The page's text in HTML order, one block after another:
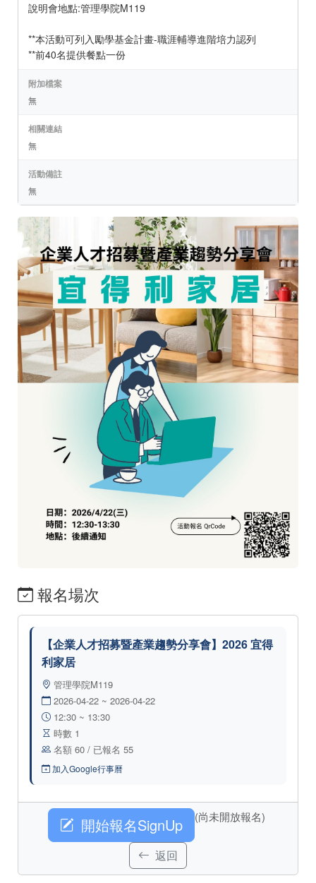
說明會地點:管理學院M119
**本活動可列入勵學基金計畫-職涯輔導進階培力認列
**前40名提供餐點一份
附加檔案
無
相關連結
無
活動備註
無
報名場次
【企業人才招募暨產業趨勢分享會】2026 宜得
利家居
管理學院M119
2026-04-22 ~ 2026-04-22
12:30 ~ 13:30
時數 1
名額 60 / 已報名 55
加入Google行事曆
開始報名SignUp (尚未開放報名)
返回